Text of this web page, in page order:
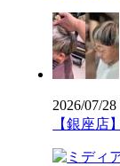
2026/07/28
【銀座店】